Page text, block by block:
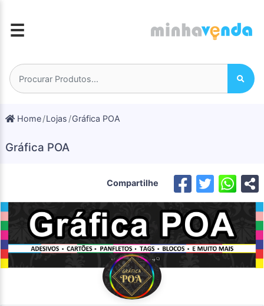
☰
Home Lojas Gráfica POA
Gráfica POA
Compartilhe